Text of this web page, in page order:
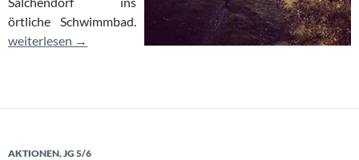
örtliche Schwimmbad.
Jungs-Mädchen-Tag der 7b
weiterlesen →
AKTIONEN,JG 5/6